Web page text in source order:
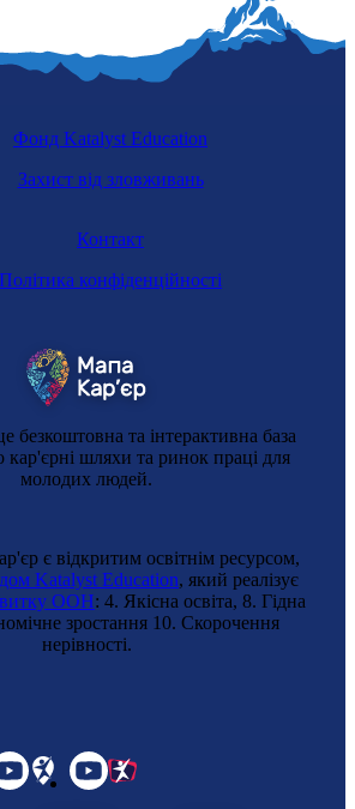
безкоштовна та інтерактивна база
кар'єрні шляхи та ринок праці для
молодих людей.
Контакт
Політика конфіденційності
Фонд Katalyst Education
Захист від зловживань
є відкритим освітнім ресурсом,
Katalyst Education, який реалізує
ООН: 4. Якісна освіта, 8. Гідна
зростання 10. Cкорочення
нерівності.